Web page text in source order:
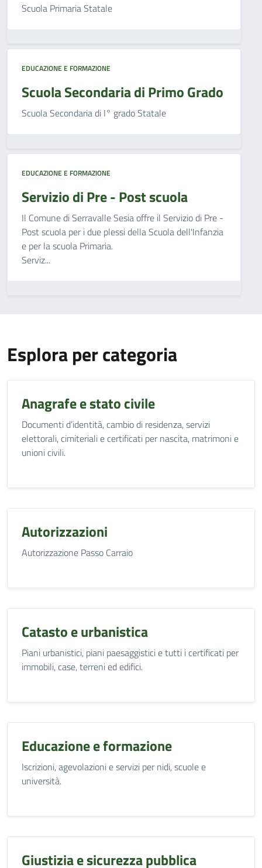
Scuola Primaria Statale
EDUCAZIONE E FORMAZIONE
Scuola Secondaria di Primo Grado
Scuola Secondaria di I° grado Statale
EDUCAZIONE E FORMAZIONE
Servizio di Pre - Post scuola
Il Comune di Serravalle Sesia offre il Servizio di Pre -
Post scuola per i due plessi della Scuola dell'Infanzia
e per la scuola Primaria.
Serviz...
Esplora per categoria
Anagrafe e stato civile
Documenti d’identità, cambio di residenza, servizi
elettorali, cimiteriali e certificati per nascita, matrimoni e
unioni civili.
Autorizzazioni
Autorizzazione Passo Carraio
Catasto e urbanistica
Piani urbanistici, piani paesaggistici e tutti i certificati per
immobili, case, terreni ed edifici.
Educazione e formazione
Iscrizioni, agevolazioni e servizi per nidi, scuole e
università.
Giustizia e sicurezza pubblica